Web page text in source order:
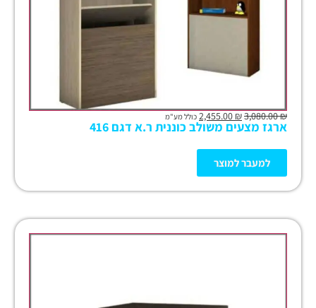
₪
3,080.00
₪ כולל מע"מ
ארגז מצעים משולב כוננית ר.א דגם 416
למעבר למוצר